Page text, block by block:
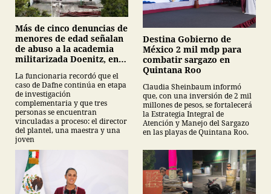
Más de cinco denuncias de
menores de edad señalan
de abuso a la academia
militarizada Doenitz, en
La funcionaria recordó que el
caso de Dafne continúa en etapa
de investigación
complementaria y que tres
personas se encuentran
vinculadas a proceso: el director
del plantel, una maestra y una
joven
Destina Gobierno de
México 2 mil mdp para
combatir sargazo en
Quintana Roo
Claudia Sheinbaum informó
que, con una inversión de 2 mil
millones de pesos, se fortalecerá
la Estrategia Integral de
Atención y Manejo del Sargazo
en las playas de Quintana Roo.